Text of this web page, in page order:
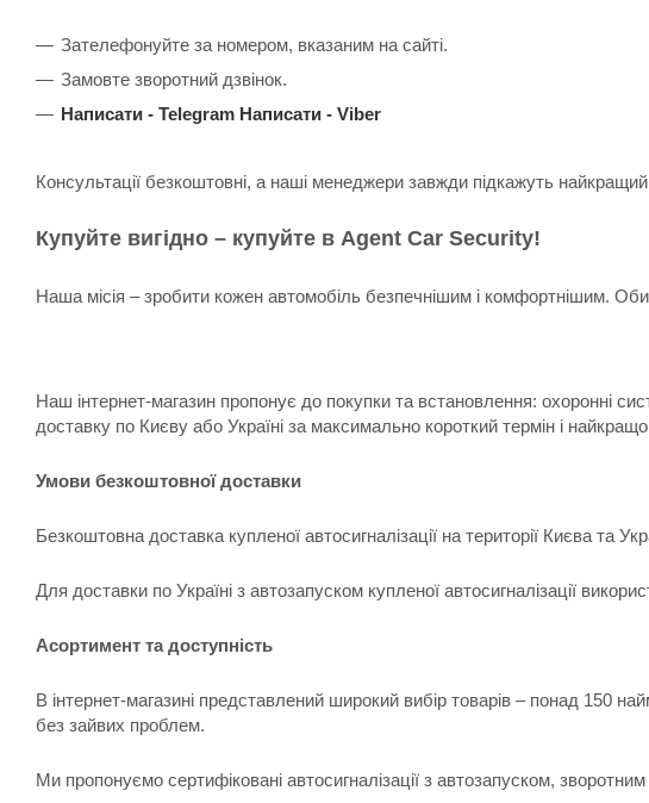
Зателефонуйте за номером, вказаним на сайті.
Замовте зворотний дзвінок.
Написати - Telegram Написати - Viber
Консультації безкоштовні, а наші менеджери завжди підкажуть
Купуйте вигідно – купуйте в Agent Car Security!
Наша місія – зробити кожен автомобіль безпечнішим і комфортнішим.
Наш інтернет-магазин пропонує до покупки та встановлення: охоронні
доставку по Києву або Україні за максимально короткий термін і
Умови безкоштовної доставки
Безкоштовна доставка купленої автосигналізації на території Києва
Для доставки по Україні з автозапуском купленої автосигналізації
Асортимент та доступність
В інтернет-магазині представлений широкий вибір товарів – понад 150
без зайвих проблем.
Ми пропонуємо сертифіковані автосигналізації з автозапуском,